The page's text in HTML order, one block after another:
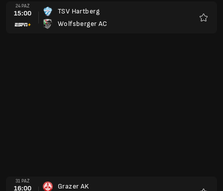
24 PAŹ
15:00
TSV Hartberg
Wolfsberger AC
05 GRU
16:00
TSV Hartberg